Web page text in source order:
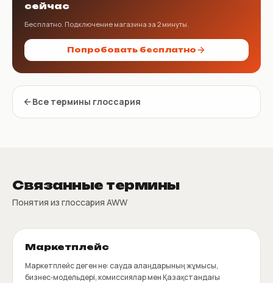
сейчас
Бесплатно. Подключение магазина за 2 минуты.
Попробовать бесплатно
Все термины глоссария
Связанные термины
Понятия из глоссария AWW
Маркетплейс
Маркетплейс деген не: сауда алаңдарының жұмысы,
бизнес‑модельдері, комиссиялар мен Қазақстандағы